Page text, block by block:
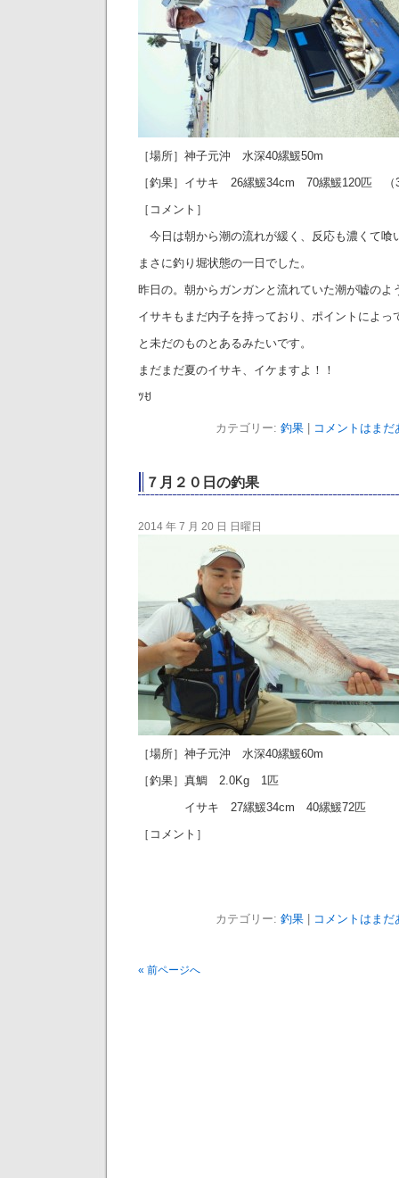
［場所］神子元沖 水深40縲鰀50m
［釣果］イサキ 26縲鰀34cm 70縲鰀120匹 （
［コメント］
今日は朝から潮の流れが緩く、反応も濃くて喰
まさに釣り堀状態の一日でした。
昨日の。朝からガンガンと流れていた潮が嘘のよ
イサキもまだ内子を持っており、ポイントによっ
と未だのものとあるみたいです。
まだまだ夏のイサキ、イケますよ！！
ﾂꀀ
カテゴリー: 釣果| コメントはまだ
７月２０日の釣果
2014 年 7 月 20 日 日曜日
［場所］神子元沖 水深40縲鰀60m
［釣果］真鯛 2.0Kg 1匹
イサキ 27縲鰀34cm 40縲鰀72匹
［コメント］
カテゴリー: 釣果| コメントはまだ
« 前ページへ